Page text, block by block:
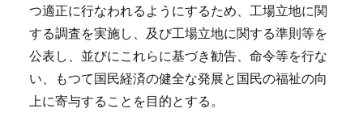
つ適正に行なわれるようにするため、工場立地に関
する調査を実施し、及び工場立地に関する準則等を
公表し、並びにこれらに基づき勧告、命令等を行な
い、もつて国民経済の健全な発展と国民の福祉の向
上に寄与することを目的とする。